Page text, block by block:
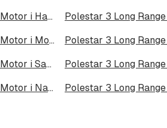
Polestar 3 Long Range Dual Motor i Hamar
Polestar 3 Long Range Dual Motor i Molde
Polestar 3 Long Range Dual Motor i Sarpsborg
Polestar 3 Long Range Dual Motor i Narvik